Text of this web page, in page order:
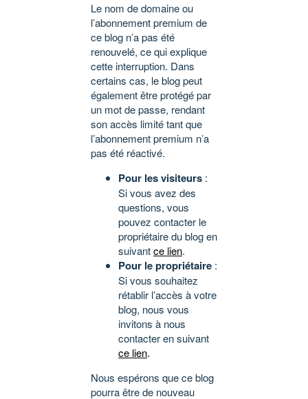
Le nom de domaine ou
l’abonnement premium de
ce blog n’a pas été
renouvelé, ce qui explique
cette interruption. Dans
certains cas, le blog peut
également être protégé par
un mot de passe, rendant
son accès limité tant que
l’abonnement premium n’a
pas été réactivé.
Pour les visiteurs :
Si vous avez des
questions, vous
pouvez contacter le
propriétaire du blog en
suivantce lien.
Pour le propriétaire :
Si vous souhaitez
rétablir l’accès à votre
blog, nous vous
invitons à nous
contacter en suivant
ce lien.
Nous espérons que ce blog
pourra être de nouveau